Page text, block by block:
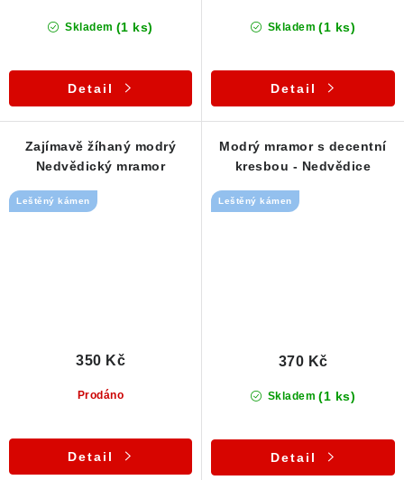
Skladem (1 ks)
Detail
Skladem (1 ks)
Detail
Zajímavě žíhaný modrý
Nedvědický mramor
Leštěný kámen
Prodáno
350 Kč
Detail
Modrý mramor s decentní
kresbou - Nedvědice
Leštěný kámen
Skladem (1 ks)
370 Kč
Detail